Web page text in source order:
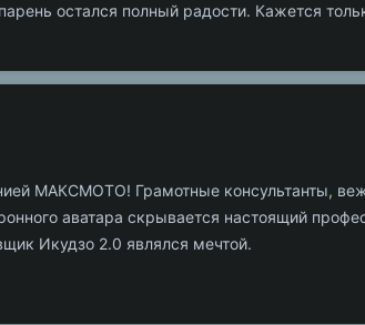
остался полный радости. Кажется
МАКСМОТО! Грамотные консультанты,
аватара скрывается настоящий
Икудзо 2.0 являлся мечтой.